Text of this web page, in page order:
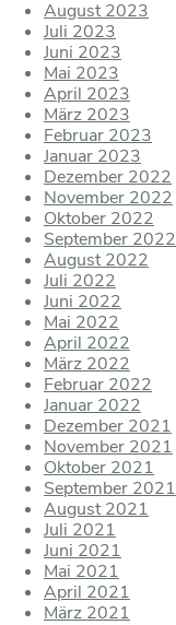
August 2023
Juli 2023
Juni 2023
Mai 2023
April 2023
März 2023
Februar 2023
Januar 2023
Dezember 2022
November 2022
Oktober 2022
September 2022
August 2022
Juli 2022
Juni 2022
Mai 2022
April 2022
März 2022
Februar 2022
Januar 2022
Dezember 2021
November 2021
Oktober 2021
September 2021
August 2021
Juli 2021
Juni 2021
Mai 2021
April 2021
März 2021